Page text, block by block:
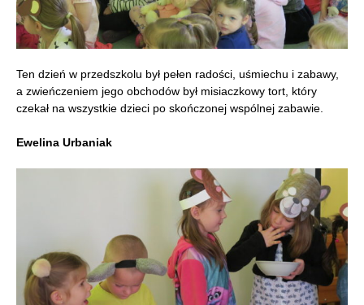
Ten dzień w przedszkolu był pełen radości, uśmiechu i zabawy,
a zwieńczeniem jego obchodów był misiaczkowy tort, który
czekał na wszystkie dzieci po skończonej wspólnej zabawie.
Ewelina Urbaniak